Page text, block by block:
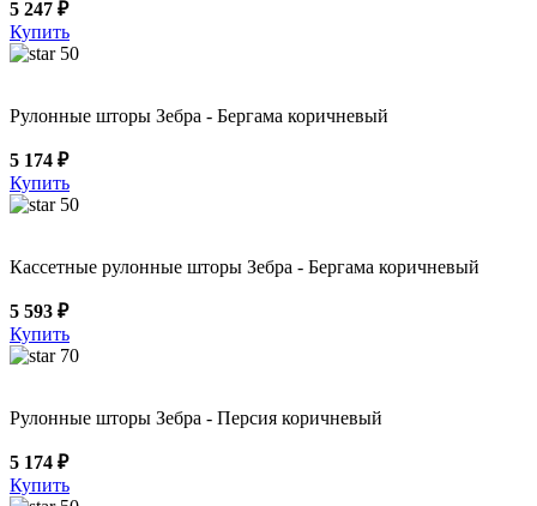
5 247 ₽
Купить
50
Рулонные шторы Зебра - Бергама коричневый
5 174 ₽
Купить
50
Кассетные рулонные шторы Зебра - Бергама коричневый
5 593 ₽
Купить
70
Рулонные шторы Зебра - Персия коричневый
5 174 ₽
Купить